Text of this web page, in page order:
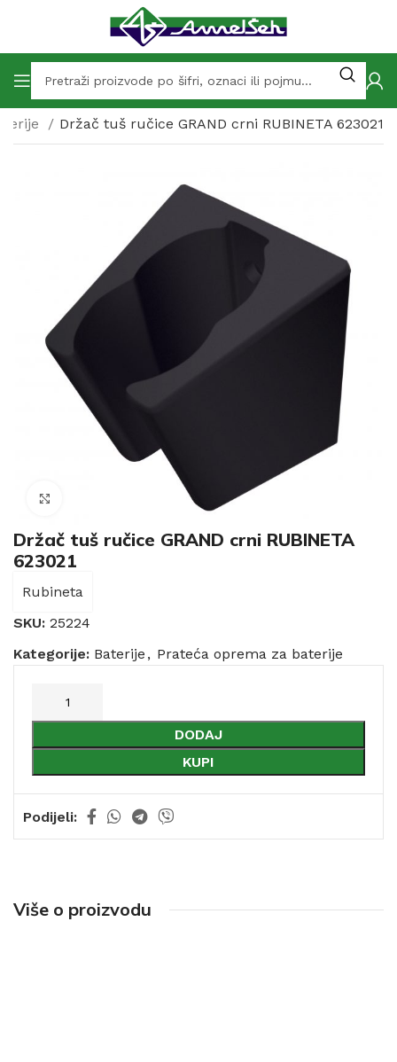
Držač tuš ručice GRAND crni RUBINETA 623021
Držač tuš ručice GRAND crni RUBINETA
623021
Rubineta
SKU: 25224
Kategorije: Baterije , Prateća oprema za baterije
DODAJ
KUPI
Podijeli:
Više o proizvodu